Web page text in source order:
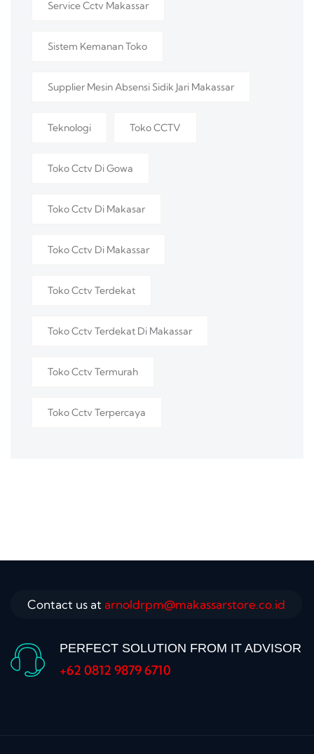
Service Cctv Makassar
Sistem Kemanan Toko
Supplier Mesin Absensi Sidik Jari Makassar
Teknologi Toko CCTV
Toko Cctv Di Gowa
Toko Cctv Di Makasar
Toko Cctv Di Makassar
Toko Cctv Terdekat
Toko Cctv Terdekat Di Makassar
Toko Cctv Termurah
Toko Cctv Terpercaya
Contact us at arnoldrpm@makassarstore.co.id
PERFECT SOLUTION FROM IT ADVISOR
+62 0812 9879 6710